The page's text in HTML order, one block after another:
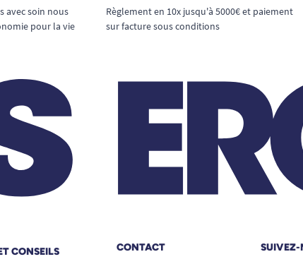
avec soin nous
pour la vie
Règlement en 10x jusqu'à 5000€ et paiement
sur facture sous conditions
CONSEILS CONTACT SUIVEZ-